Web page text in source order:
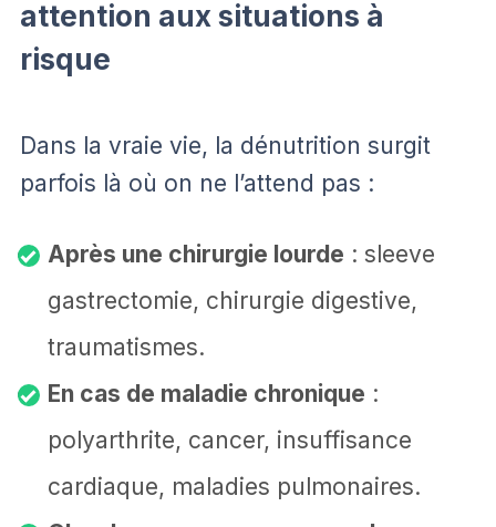
attention aux situations à
risque
Dans la vraie vie, la dénutrition surgit
parfois là où on ne l’attend pas :
Après une chirurgie lourde : sleeve
gastrectomie, chirurgie digestive,
traumatismes.
En cas de maladie chronique :
polyarthrite, cancer, insuffisance
cardiaque, maladies pulmonaires.